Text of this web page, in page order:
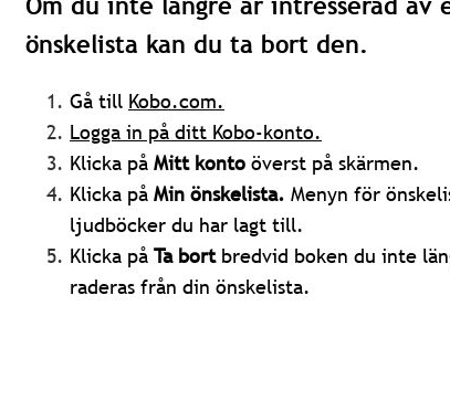
Om du inte längre är intresserad
önskelista kan du ta bort den.
Gå till Kobo.com.
Logga in på ditt Kobo-konto.
Klicka på Mitt konto överst på skärmen.
Klicka på Min önskelista. Menyn för
ljudböcker du har lagt till.
Klicka på Ta bortbredvid boken du inte
raderas från din önskelista.